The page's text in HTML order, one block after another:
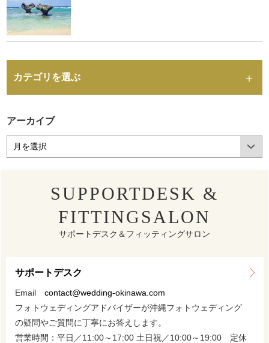
カテゴリを選ぶ
アーカイブ
SUPPORTDESK &
FITTINGSALON
サポートデスク＆フィッティングサロン
サポートデスク
Email contact@wedding-okinawa.com
フォトウェディングアドバイザーが沖縄フォトウェディング
の疑問やご質問に丁寧にお答えします。
営業時間：平日／11:00～17:00 土日祝／10:00～19:00 定休